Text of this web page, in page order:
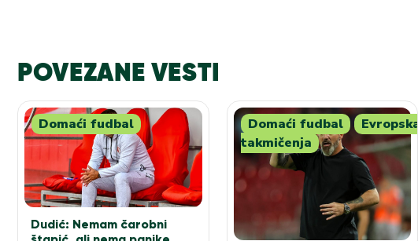
POVEZANE VESTI
Domaći fudbal
Dudić: Nemam čarobni
Domaći fudbal
Evropska
takmičenja